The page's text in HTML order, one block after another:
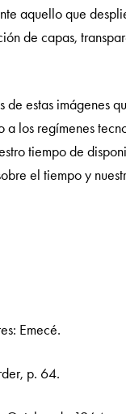
aquello que
de capas,
estas imágenes
los regímenes
tiempo de
el tiempo y
Emecé.
p. 64.